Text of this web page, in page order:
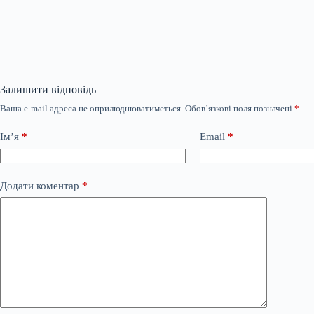
Залишити відповідь
Ваша e-mail адреса не оприлюднюватиметься. Обов’язкові поля позначені *
Ім’я * Email *
Додати коментар *